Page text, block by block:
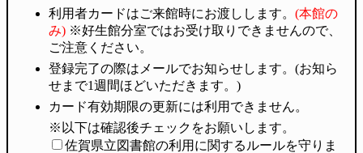
利用者カードはご来館時にお渡しします。 (本館の
み) ※好生館分室ではお受け取りできませんので、
ご注意ください。
登録完了の際はメールでお知らせします。(お知ら
せまで1週間ほどいただきます。)
カード有効期限の更新には利用できません。
※以下は確認後チェックをお願いします。
佐賀県立図書館の利用に関するルールを守りま